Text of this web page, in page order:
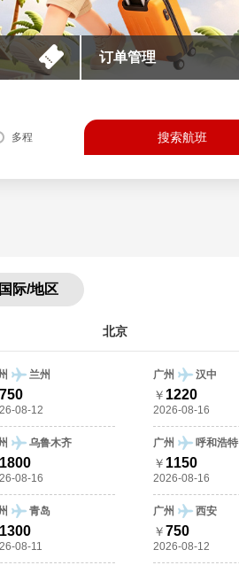
订单管理
多程 搜索航班
国际/地区
北京
兰州
750
08-12
广州 汉中
￥ 1220
2026-08-16
乌鲁木齐
1800
08-16
广州 呼和浩特
￥ 1150
2026-08-16
青岛
1300
08-11
广州 西安
￥750
2026-08-12